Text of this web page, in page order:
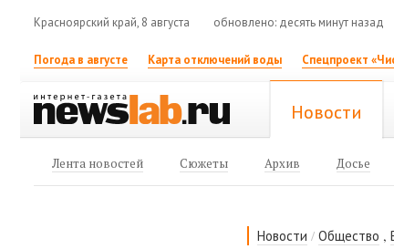
Красноярский край, 8 августа обновлено: десять минут назад
Погода в августе Карта отключений воды Спецпроект
Новости
Лента новостей Сюжеты Архив Досье
Новости /Общество ,